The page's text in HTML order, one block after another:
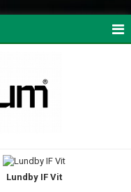
Lundby IF Vit